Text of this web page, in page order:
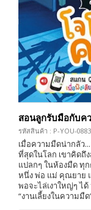
สอนลูกรับมือกับค
รหัสสินค้า : P-YOU-0883
เมื่อความมืดน่ากลัว
ที่สุดในโลก เขาคิดถึ
แปลกๆ ในห้องมืด ทุ
หนึ่ง พ่อ แม่ คุณยาย
พอจะไล่เงาใหญ่ๆ ไ
“งานเลี้ยงในความมื